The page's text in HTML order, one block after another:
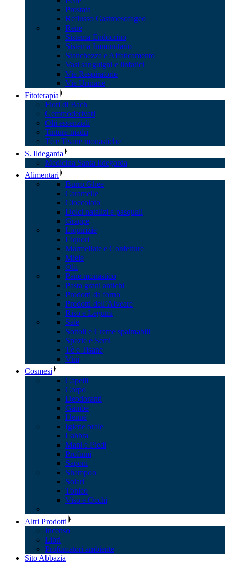
Prostata
Reflusso Gastroesofageo
Rene
Sistema Endocrino
Sistema Immunitario
Stanchezza e Affaticamento
Vasi sanguigni e linfatici
Vie Respiratorie
Vie Urinarie
Fitoterapia
Fiori di Bach
Gemmoderivati
Olii essenziali
Tinture madri
Tè e Tisane monastiche
S. Ildegarda
Medicina Santa Ildegarda
Alimentari
Burro Ghee
Caramelle
Cioccolato
Dolci natalizi e pasquali
Grappe
Liquirizie
Liquori
Marmellate e Confetture
Miele
Olii
Pane monastico
Pasta grani antichi
Prodotti da forno
Prodotti dell’Alveare
Riso e Legumi
Sale
Sottoli e Creme spalmabili
Spezie e Semi
Tè e Tisane
Vini
Cosmesi
Capelli
Corpo
Deodoranti
Gambe
Henné
Igiene orale
Labbra
Mani e Piedi
Profumi
Saponi
Shampoo
Solari
Tonico
Viso e Occhi
Altri Prodotti
Incenso
Libri
Profumatori ambiente
Sito Abbazia